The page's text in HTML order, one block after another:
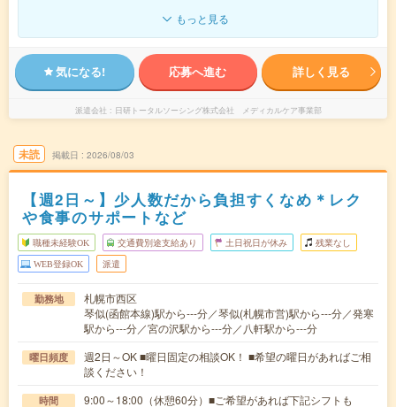
もっと見る
気になる! 応募へ進む 詳しく見る
派遣会社 日研トータルソーシング株式会社 メディカルケア事業部
未読 掲載日 2026/08/03
【週2日～】少人数だから負担すくなめ＊レク
や食事のサポートなど
職種未経験OK 交通費別途支給あり 土日祝日が休み 残業なし
WEB登録OK 派遣
勤務地
札幌市西区
琴似(函館本線)駅から---分／琴似(札幌市営)駅から---分／発寒
駅から---分／宮の沢駅から---分／八軒駅から---分
曜日頻度
週2日～OK ■曜日固定の相談OK！ ■希望の曜日があればご相
談ください！
時間 9:00～18:00（休憩60分）■ご希望があれば下記シフトも